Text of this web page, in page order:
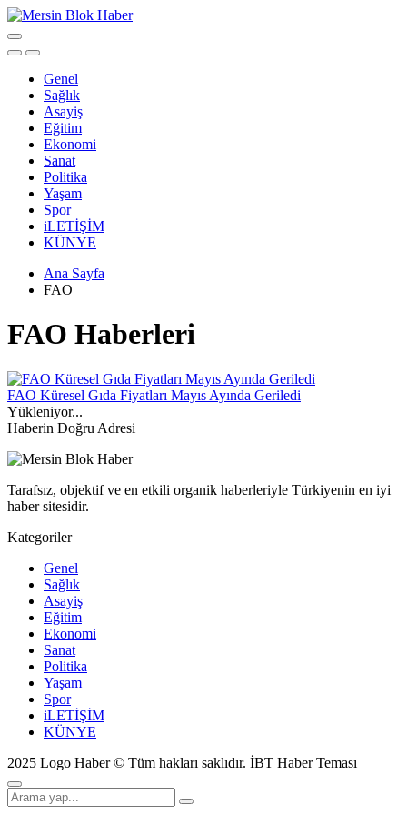
Genel
Sağlık
Asayiş
Eğitim
Ekonomi
Sanat
Politika
Yaşam
Spor
iLETİŞİM
KÜNYE
Ana Sayfa
FAO
FAO Haberleri
FAO Küresel Gıda Fiyatları Mayıs Ayında Geriledi
Yükleniyor...
Haberin Doğru Adresi
Tarafsız, objektif ve en etkili organik haberleriyle Türkiyenin en iyi
haber sitesidir.
Kategoriler
Genel
Sağlık
Asayiş
Eğitim
Ekonomi
Sanat
Politika
Yaşam
Spor
iLETİŞİM
KÜNYE
2025 Logo Haber © Tüm hakları saklıdır. İBT Haber Teması